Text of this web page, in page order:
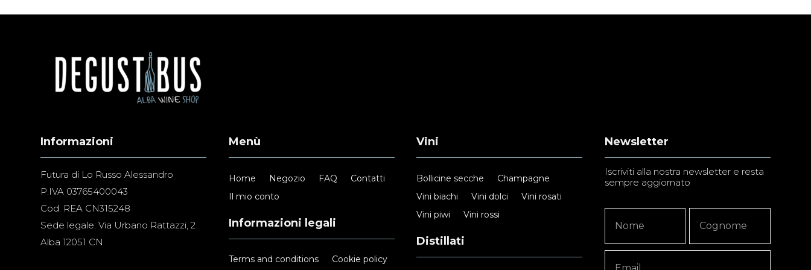
Informazioni
Futura di Lo Russo Alessandro
P.IVA 03765400043
Cod. REA CN315248
Sede legale: Via Urbano Rattazzi, 2
Alba 12051 CN
Menù
Home Negozio FAQ
Contatti
Il mio conto
Informazioni legali
Terms and conditions Cookie policy
Vini
Bollicine secche
Champagne
Vini biachi
Vini dolci
Vini rosati
Vini piwi
Vini rossi
Distillati
Newsletter
Iscriviti alla nostra newsletter e resta
sempre aggiornato
Signup
Copy